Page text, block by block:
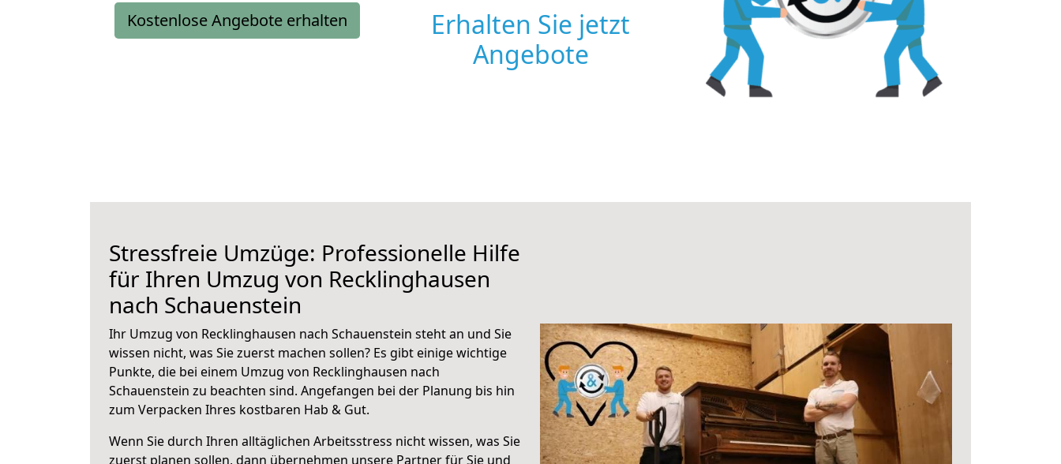
Kostenlose Angebote erhalten
Erhalten Sie jetzt
Angebote
Stressfreie Umzüge: Professionelle Hilfe
für Ihren Umzug von Recklinghausen
nach Schauenstein
Ihr Umzug von Recklinghausen nach Schauenstein steht an und Sie
wissen nicht, was Sie zuerst machen sollen? Es gibt einige wichtige
Punkte, die bei einem Umzug von Recklinghausen nach
Schauenstein zu beachten sind. Angefangen bei der Planung bis hin
zum Verpacken Ihres kostbaren Hab & Gut.
Wenn Sie durch Ihren alltäglichen Arbeitsstress nicht wissen, was Sie
zuerst planen sollen, dann übernehmen unsere Partner für Sie und